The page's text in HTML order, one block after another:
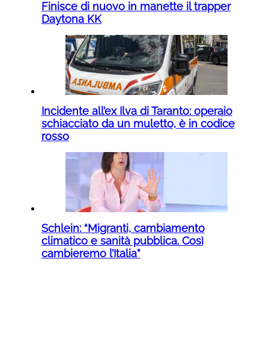
Finisce di nuovo in manette il trapper
Daytona KK
Incidente all’ex Ilva di Taranto: operaio
schiacciato da un muletto, è in codice
rosso
Schlein: “Migranti, cambiamento
climatico e sanità pubblica. Così
cambieremo l’Italia”